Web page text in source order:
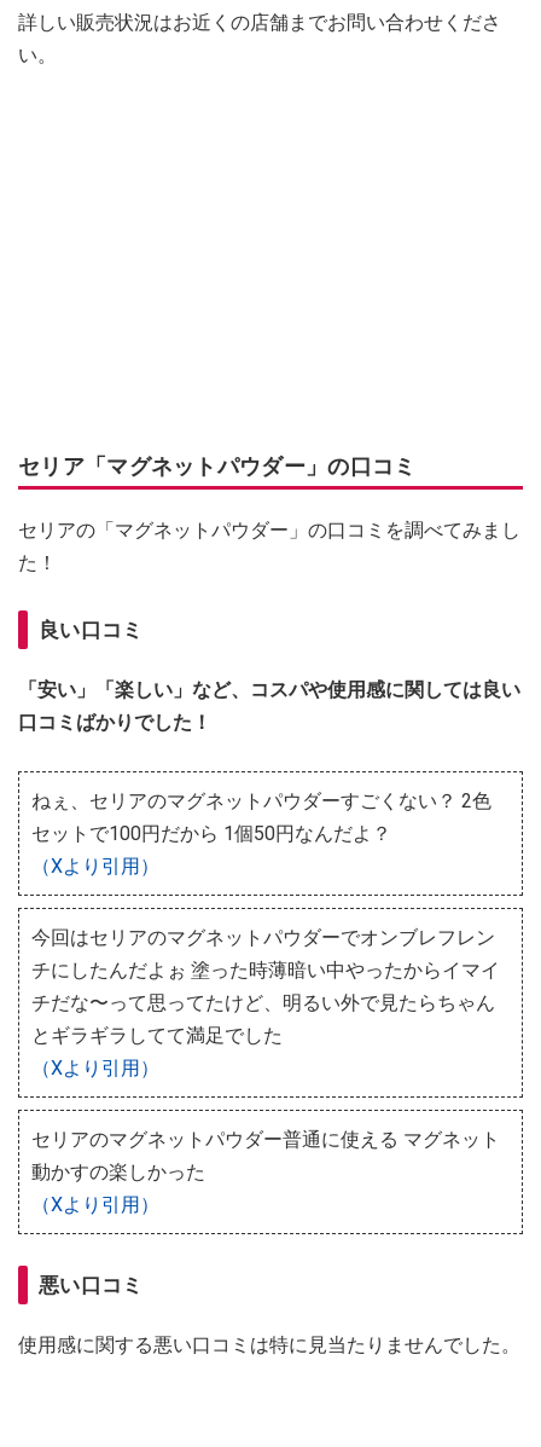
詳しい販売状況はお近くの店舗までお問い合わせくださ
い。
セリア「マグネットパウダー」の口コミ
セリアの「マグネットパウダー」の口コミを調べてみまし
た！
良い口コミ
「安い」「楽しい」など、コスパや使用感に関しては良い
口コミばかりでした！
ねぇ、セリアのマグネットパウダーすごくない？ 2色
セットで100円だから 1個50円なんだよ？
（Xより引用）
今回はセリアのマグネットパウダーでオンブレフレン
チにしたんだよぉ 塗った時薄暗い中やったからイマイ
チだな〜って思ってたけど、明るい外で見たらちゃん
とギラギラしてて満足でした
（Xより引用）
セリアのマグネットパウダー普通に使える マグネット
動かすの楽しかった
（Xより引用）
悪い口コミ
使用感に関する悪い口コミは特に見当たりませんでした。